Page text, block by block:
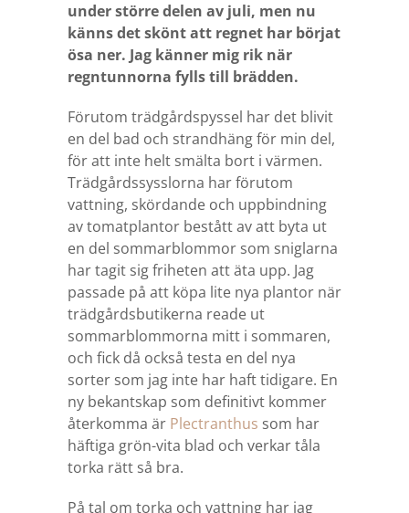
under större delen av juli, men nu
känns det skönt att regnet har börjat
ösa ner. Jag känner mig rik när
regntunnorna fylls till brädden.
Förutom trädgårdspyssel har det blivit
en del bad och strandhäng för min del,
för att inte helt smälta bort i värmen.
Trädgårdssysslorna har förutom
vattning, skördande och uppbindning
av tomatplantor bestått av att byta ut
en del sommarblommor som sniglarna
har tagit sig friheten att äta upp. Jag
passade på att köpa lite nya plantor när
trädgårdsbutikerna reade ut
sommarblommorna mitt i sommaren,
och fick då också testa en del nya
sorter som jag inte har haft tidigare. En
ny bekantskap som definitivt kommer
återkomma är Plectranthus som har
häftiga grön-vita blad och verkar tåla
torka rätt så bra.
På tal om torka och vattning har jag